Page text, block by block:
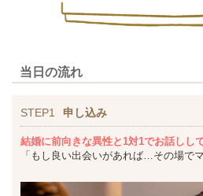
当日の流れ
STEP1 申し込み
結婚に前向きな異性と1対1でお話しし
「もし良い出会いがあれば…その場で